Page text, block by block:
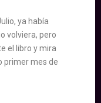
ya había
volviera, pero
el libro y mira
primer mes de